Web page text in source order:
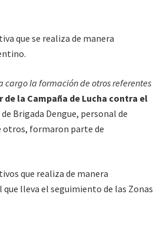
que se realiza de manera
la formación de otros referentes
de la Campaña de Lucha contra el
Brigada Dengue, personal de
otros, formaron parte de
que realiza de manera
lleva el seguimiento de las Zonas